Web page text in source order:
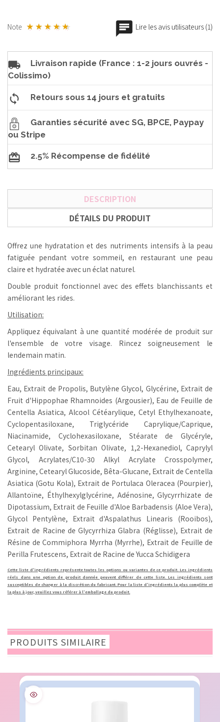
Note Lire les avis utilisateurs (1)
Livraison rapide (France : 1-2 jours ouvrés -
Colissimo)
Retours sous 14 jours et gratuits
Garanties sécurité avec SG, BPCE, Paypay
ou Stripe
2.5% Récompense de fidélité
DESCRIPTION
DÉTAILS DU PRODUIT
Offrez une hydratation et des nutriments intensifs à la peau
fatiguée pendant votre sommeil, en restaurant une peau
claire et hydratée avec un éclat naturel.
Double produit fonctionnel avec des effets blanchissants et
améliorant les rides.
Utilisation:
Appliquez équivalant à une quantité modérée de produit sur
l'ensemble de votre visage. Rincez soigneusement le
lendemain matin.
Ingrédients principaux:
Eau, Extrait de Propolis, Butylène Glycol, Glycérine, Extrait de
Fruit d'Hippophae Rhamnoides (Argousier), Eau de Feuille de
Centella Asiatica, Alcool Cétéarylique, Cetyl Ethylhexanoate,
Cyclopentasiloxane, Triglycéride Caprylique/Caprique,
Niacinamide, Cyclohexasiloxane, Stéarate de Glycéryle,
Cetearyl Olivate, Sorbitan Olivate, 1,2-Hexanediol, Caprylyl
Glycol, Acrylates/C10-30 Alkyl Acrylate Crosspolymer,
Arginine, Cetearyl Glucoside, Bêta-Glucane, Extrait de Centella
Asiatica (Gotu Kola), Extrait de Portulaca Oleracea (Pourpier),
Allantoïne, Éthylhexylglycérine, Adénosine, Glycyrrhizate de
Dipotassium, Extrait de Feuille d'Aloe Barbadensis (Aloe Vera),
Glycol Pentylène, Extrait d'Aspalathus Linearis (Rooibos),
Extrait de Racine de Glycyrrhiza Glabra (Réglisse), Extrait de
Résine de Commiphora Myrrha (Myrrhe), Extrait de Feuille de
Perilla Frutescens, Extrait de Racine de Yucca Schidigera
Cette liste d'ingrédients représente toutes les options ou variantes de ce produit. Les ingrédients
réels dans une option de produit donnée peuvent différer de cette liste. Les ingrédients sont
susceptibles de changer à la discrétion du fabricant. Pour la liste d'ingrédients la plus complète et
la plus à jour, veuillez vous référer à l'emballage du produit.
PRODUITS SIMILAIRE